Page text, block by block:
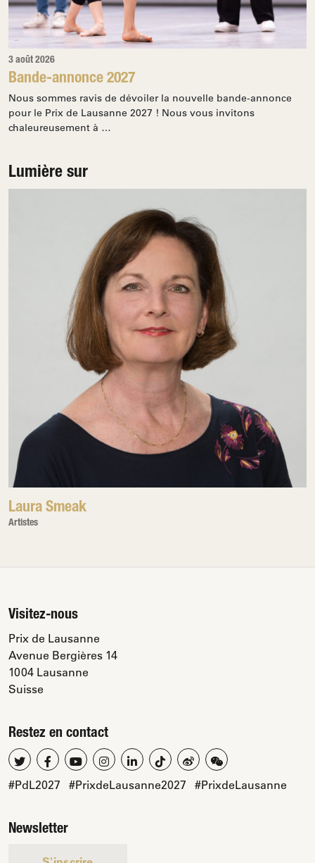
3 août 2026
Bande-annonce 2027
Nous sommes ravis de dévoiler la nouvelle bande-annonce
pour le Prix de Lausanne 2027 ! Nous vous invitons
chaleureusement à …
Lumière sur
Laura Smeak
Artistes
Visitez-nous
Prix de Lausanne
Avenue Bergières 14
1004 Lausanne
Suisse
Restez en contact
#PdL2027 #PrixdeLausanne2027 #PrixdeLausanne
Newsletter